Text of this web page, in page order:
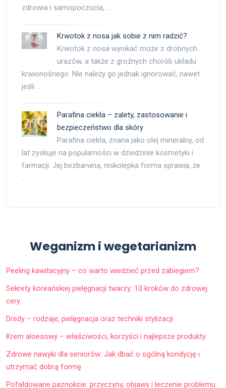
zdrowia i samopoczucia, …
Krwotok z nosa jak sobie z nim radzić?
Krwotok z nosa wynikać może z drobnych
urazów, a także z groźnych chorób układu
krwionośnego. Nie należy go jednak ignorować, nawet
jeśli …
Parafina ciekła – zalety, zastosowanie i
bezpieczeństwo dla skóry
Parafina ciekła, znana jako olej mineralny, od
lat zyskuje na popularności w dziedzinie kosmetyki i
farmacji. Jej bezbarwna, niskolepka forma sprawia, że
…
Weganizm i wegetarianizm
Peeling kawitacyjny – co warto wiedzieć przed zabiegiem?
Sekrety koreańskiej pielęgnacji twarzy: 10 kroków do zdrowej
cery
Dredy – rodzaje, pielęgnacja oraz techniki stylizacji
Krem aloesowy – właściwości, korzyści i najlepsze produkty
Zdrowe nawyki dla seniorów: Jak dbać o ogólną kondycję i
utrzymać dobrą formę
Pofałdowane paznokcie: przyczyny, objawy i leczenie problemu